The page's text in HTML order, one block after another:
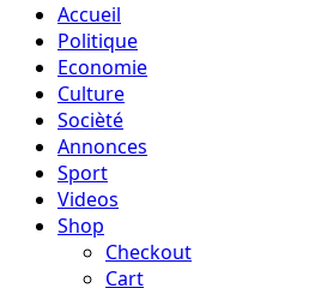
Accueil
Politique
Economie
Culture
Socièté
Annonces
Sport
Videos
Shop
Checkout
Cart